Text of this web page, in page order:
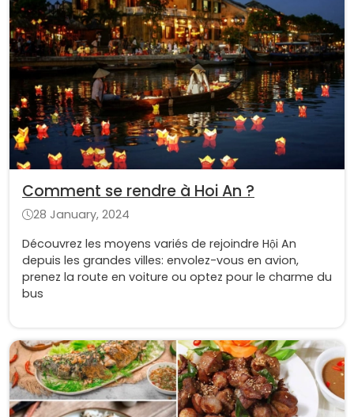
Comment se rendre à Hoi An ?
28 January, 2024
Découvrez les moyens variés de rejoindre Hội An
depuis les grandes villes: envolez-vous en avion,
prenez la route en voiture ou optez pour le charme du
bus